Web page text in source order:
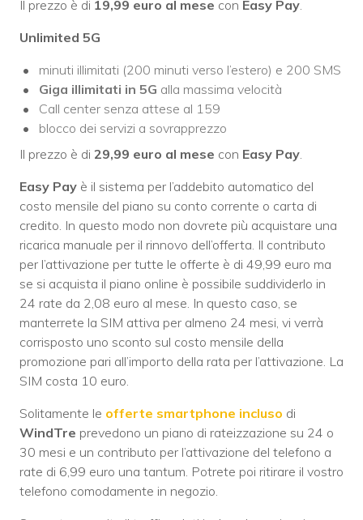
Il prezzo è di 19,99 euro al mese con Easy Pay
Unlimited 5G
minuti illimitati (200 minuti verso l’estero) e 200 SMS
Giga illimitati in 5G alla massima velocità
Call center senza attese al 159
blocco dei servizi a sovrapprezzo
Il prezzo è di 29,99 euro al mese con Easy Pay
Easy Pay è il sistema per l’addebito automatico del
costo mensile del piano su conto corrente o carta di
credito. In questo modo non dovrete più acquistare una
ricarica manuale per il rinnovo dell’offerta. Il contributo
per l’attivazione per tutte le offerte è di 49,99 euro ma
se si acquista il piano online è possibile suddividerlo in
24 rate da 2,08 euro al mese. In questo caso, se
manterrete la SIM attiva per almeno 24 mesi, vi verrà
corrisposto uno sconto sul costo mensile della
promozione pari all’importo della rata per l’attivazione. La
SIM costa 10 euro.
Solitamente le offerte smartphone incluso di
WindTre prevedono un piano di rateizzazione su 24 o
30 mesi e un contributo per l’attivazione del telefono a
rate di 6,99 euro una tantum. Potrete poi ritirare il vostro
telefono comodamente in negozio.